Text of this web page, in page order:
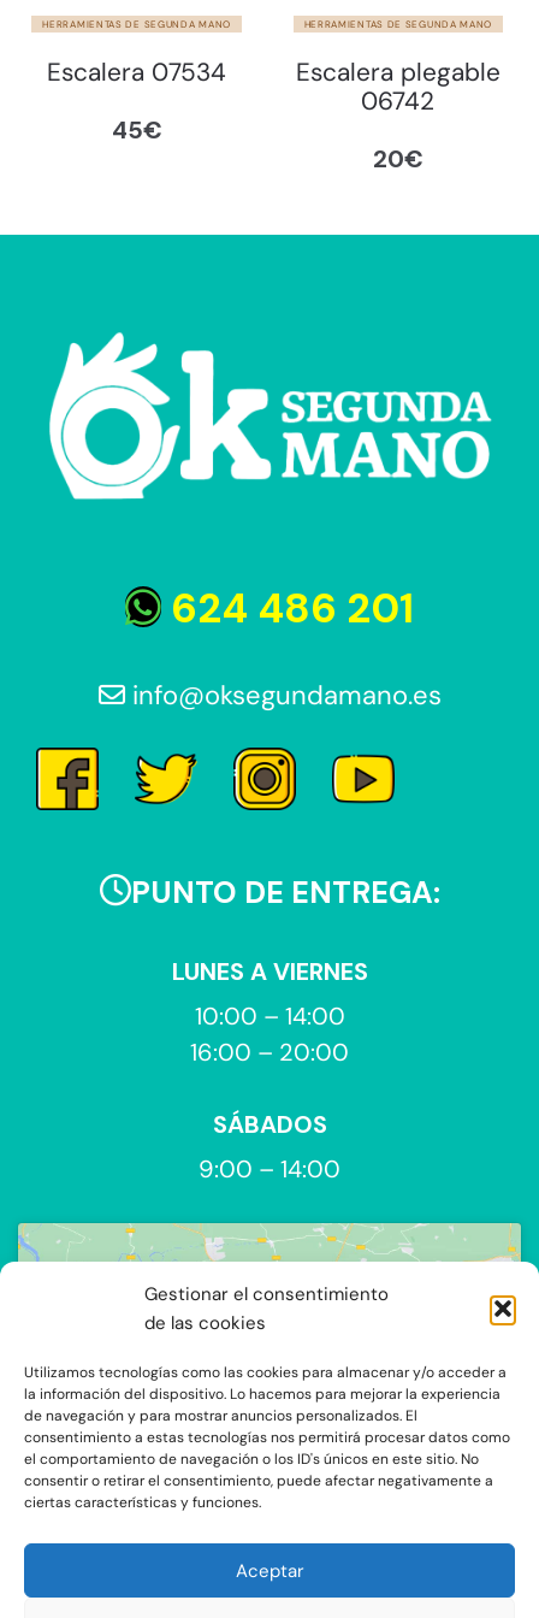
Gestionar el consentimiento
de las cookies
Utilizamos tecnologías como las cookies para almacenar y/o acceder a
la información del dispositivo. Lo hacemos para mejorar la experiencia
de navegación y para mostrar anuncios personalizados. El
consentimiento a estas tecnologías nos permitirá procesar datos como
el comportamiento de navegación o los ID's únicos en este sitio. No
consentir o retirar el consentimiento, puede afectar negativamente a
ciertas características y funciones.
Aceptar
HERRAMIENTAS DE SEGUNDA MANO
Escalera 07534
45€
HERRAMIENTAS DE SEGUNDA MANO
Escalera plegable
06742
20€
624 486 201
info@oksegundamano.es
PUNTO DE ENTREGA:
LUNES A VIERNES
10:00 – 14:00
16:00 – 20:00
SÁBADOS
9:00 – 14:00
Haz clic para aceptar cookies de
marketing y permitir este contenido